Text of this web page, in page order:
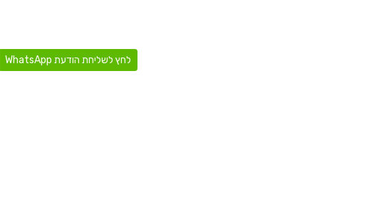
לחץ לשליחת הודעת WhatsApp